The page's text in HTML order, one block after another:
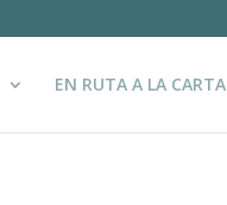
EN RUTA A LA CARTA